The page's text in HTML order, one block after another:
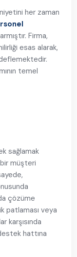
her zaman
Firma,
esas alarak,
temel
sağlamak
müşteri
çözüme
patlaması veya
karşısında
hattına